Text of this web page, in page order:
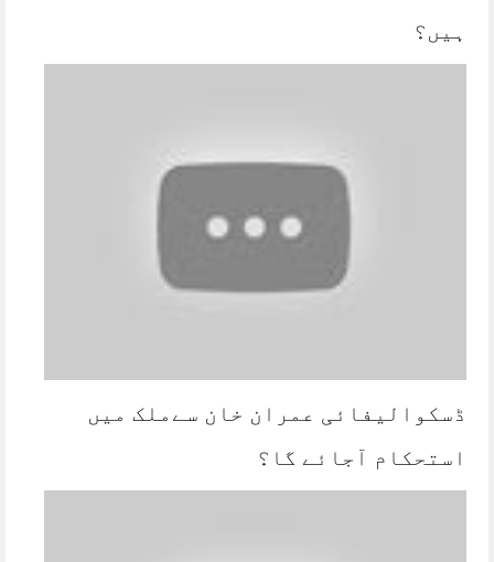
ہیں؟
ڈسکوالیفائی عمران خان سےملک میں
استحکام آجائے گا؟